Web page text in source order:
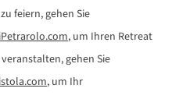
feiern, gehen Sie
, um Ihren Retreat
gehen Sie
, um Ihr